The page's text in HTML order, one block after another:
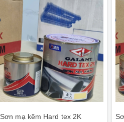
Sơn mạ kẽm Hard tex 2K